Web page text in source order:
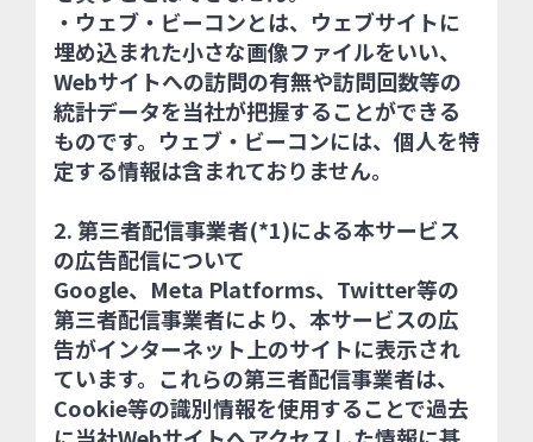
・ウェブ・ビーコンとは、ウェブサイトに
埋め込まれた小さな画像ファイルをいい、
Webサイトへの訪問の有無や訪問回数等の
統計データを当社が把握することができる
ものです。ウェブ・ビーコンには、個人を特
定する情報は含まれておりません。
2. 第三者配信事業者(*1)による本サービス
の広告配信について
Google、Meta Platforms、Twitter等の
第三者配信事業者により、本サービスの広
告がインターネット上のサイトに表示され
ています。これらの第三者配信事業者は、
Cookie等の識別情報を使用することで過去